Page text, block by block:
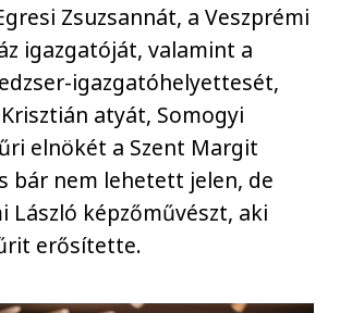
Zsuzsannát, a Veszprémi
igazgatóját, valamint a
igazgatóhelyettesét,
atyát, Somogyi
elnökét a Szent Margit
bár nem lehetett jelen, de
László képzőművészt, aki
erősítette.